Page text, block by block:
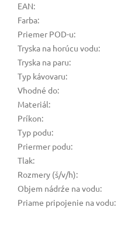
EAN:
Farba:
Priemer POD-u:
Tryska na horúcu vodu:
Tryska na paru:
Typ kávovaru:
Vhodné do:
Materiál:
Príkon:
Typ podu:
Priermer podu:
Tlak:
Rozmery (š/v/h):
Objem nádrźe na vodu:
Priame pripojenie na vodu: